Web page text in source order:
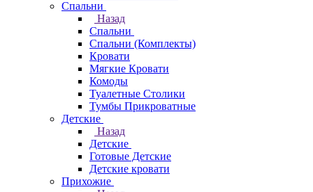
Спальни
Назад
Спальни
Спальни (Комплекты)
Кровати
Мягкие Кровати
Комоды
Туалетные Столики
Тумбы Прикроватные
Детские
Назад
Детские
Готовые Детские
Детские кровати
Прихожие